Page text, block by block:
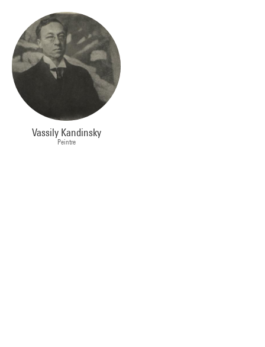
Vassily Kandinsky
Peintre